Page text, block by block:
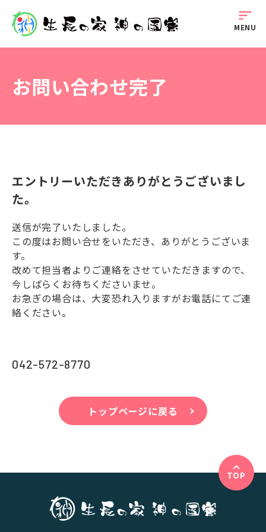
sort
MENU
お問い合わせ完了
エントリーいただきありがとうございまし
た。
送信が完了いたしました。
この度はお問い合せをいただき、ありがとうございま
す。
改めて担当者よりご連絡をさせていただきますので、
今しばらくお待ちくださいませ。
お急ぎの場合は、大変恐れ入りますがお電話にてご連
絡ください。
042-572-8770
トップページに戻る
TOP